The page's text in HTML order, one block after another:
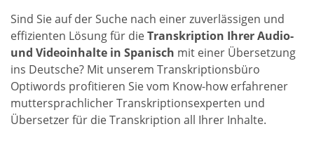
Sind Sie auf der Suche nach einer zuverlässigen und
effizienten Lösung für dieTranskription Ihrer Audio-
und Videoinhalte in Spanisch mit einer Übersetzung
ins Deutsche? Mit unserem Transkriptionsbüro
Optiwords profitieren Sie vom Know-how erfahrener
muttersprachlicher Transkriptionsexperten und
Übersetzer für die Transkription all Ihrer Inhalte.